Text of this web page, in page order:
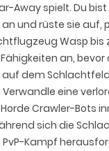
Away spielt. Du
und rüste sie
Wasp
an,
dem
eine
Crawler-Bots
sich die
Kampf